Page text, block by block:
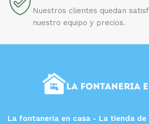
Nuestros clientes quedan
nuestro equipo y precios.
La fontaneria en casa - La tienda